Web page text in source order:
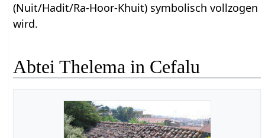
(Nuit/Hadit/Ra-Hoor-Khuit) symbolisch vollzogen
wird.
Abtei Thelema in Cefalu